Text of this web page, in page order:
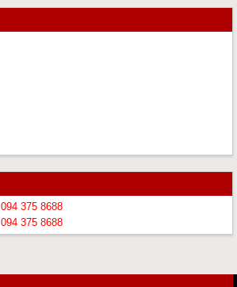
094 375 8688
094 375 8688